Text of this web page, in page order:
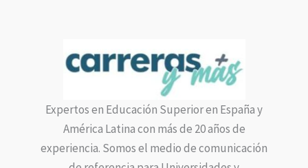
Expertos en Educación Superior en España y
América Latina con más de 20 años de
experiencia. Somos el medio de comunicación